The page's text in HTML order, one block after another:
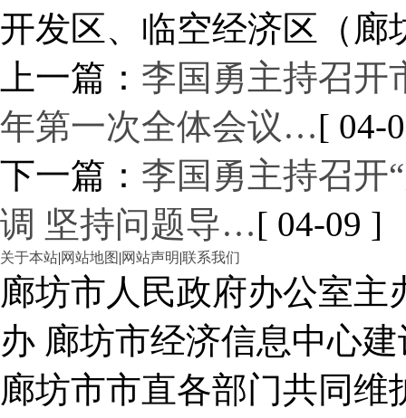
开发区、临空经济区（廊
上一篇： 李国勇主持召开
年第一次全体会议…[ 04-
下一篇： 李国勇主持召开
调 坚持问题导…[ 04-09 ]
关于本站|网站地图 |网站声明|联系我们
廊坊市人民政府办公室
办 廊坊市经济信息中心建
廊坊市市直各部门共同